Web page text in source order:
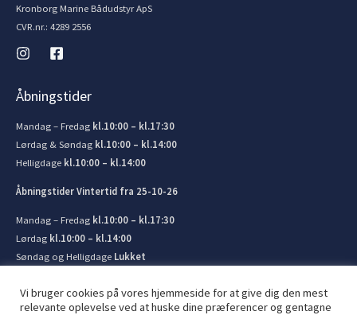
Kronborg Marine Bådudstyr ApS
CVR.nr.: 4289 2556
Åbningstider
Mandag – Fredag kl.10:00 – kl.17:30
Lørdag & Søndag kl.10:00 – kl.14:00
Helligdage kl.10:00 – kl.14:00
Åbningstider Vintertid fra 25-10-26
Mandag – Fredag kl.10:00 – kl.17:30
Lørdag kl.10:00 – kl.14:00
Søndag og Helligdage Lukket
Vi bruger cookies på vores hjemmeside for at give dig den mest
relevante oplevelse ved at huske dine præferencer og gentagne